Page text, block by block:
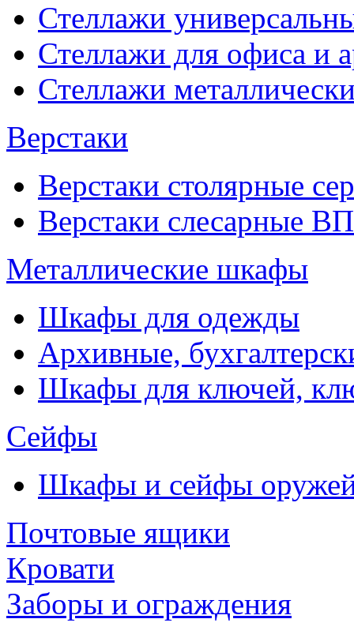
Стеллажи
Стеллажи для офиса и
Стеллажи
Верстаки
Верстаки столярные
Верстаки слесарные ВП
Металлические шкафы
Шкафы для одежды
Архивные,
Шкафы для ключей,
Сейфы
Шкафы и сейфы
Почтовые ящики
Кровати
Заборы и ограждения